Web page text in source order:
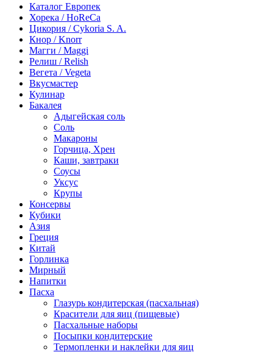
Каталог Европек
Хорека / HoReCa
Цикория / Cykoria S. A.
Кнор / Knorr
Магги / Maggi
Релиш / Relish
Вегета / Vegeta
Вкусмастер
Кулинар
Бакалея
Адыгейская соль
Соль
Макароны
Горчица, Хрен
Каши, завтраки
Соусы
Уксус
Крупы
Консервы
Кубики
Азия
Греция
Китай
Горлинка
Мирный
Напитки
Пасха
Глазурь кондитерская (пасхальная)
Красители для яиц (пищевые)
Пасхальные наборы
Посыпки кондитерские
Термопленки и наклейки для яиц